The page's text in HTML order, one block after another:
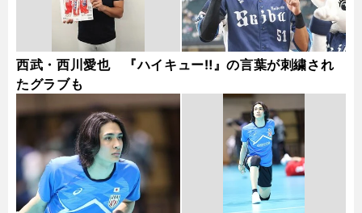
西武・西川愛也 『ハイキュー‼』の言葉が刺繍され
たグラブも